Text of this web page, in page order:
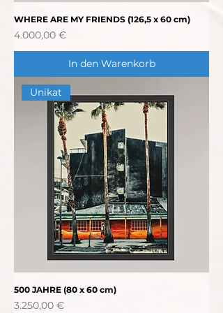
WHERE ARE MY FRIENDS (126,5 x 60 cm)
Preis
4.000,00 €
In den Warenkorb
Unikat
500 JAHRE (80 x 60 cm)
Preis
3.250,00 €